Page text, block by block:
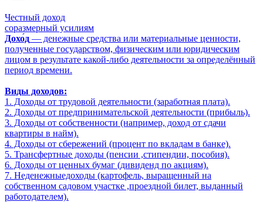
Честный доход
соразмерный усилиям
Дохо́д — денежные средства или материальные ценности,
полученные государством, физическим или юридическим
лицом в результате какой-либо деятельности за определённый
период времени.
Виды доходов:
1. Доходы от трудовой деятельности (заработная плата).
2. Доходы от предпринимательской деятельности (прибыль).
3. Доходы от собственности (например, доход от сдачи
квартиры в найм).
4. Доходы от сбережений (процент по вкладам в банке).
5. Трансфертные доходы (пенсии ,стипендии, пособия).
6. Доходы от ценных бумаг (дивиденд по акциям).
7. Неденежныедоходы (картофель, выращенный на
собственном садовом участке ,проездной билет, выданный
работодателем).